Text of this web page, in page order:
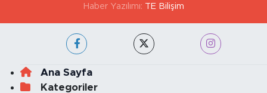
Haber Yazılımı: TE Bilişim
Ana Sayfa
Kategoriler